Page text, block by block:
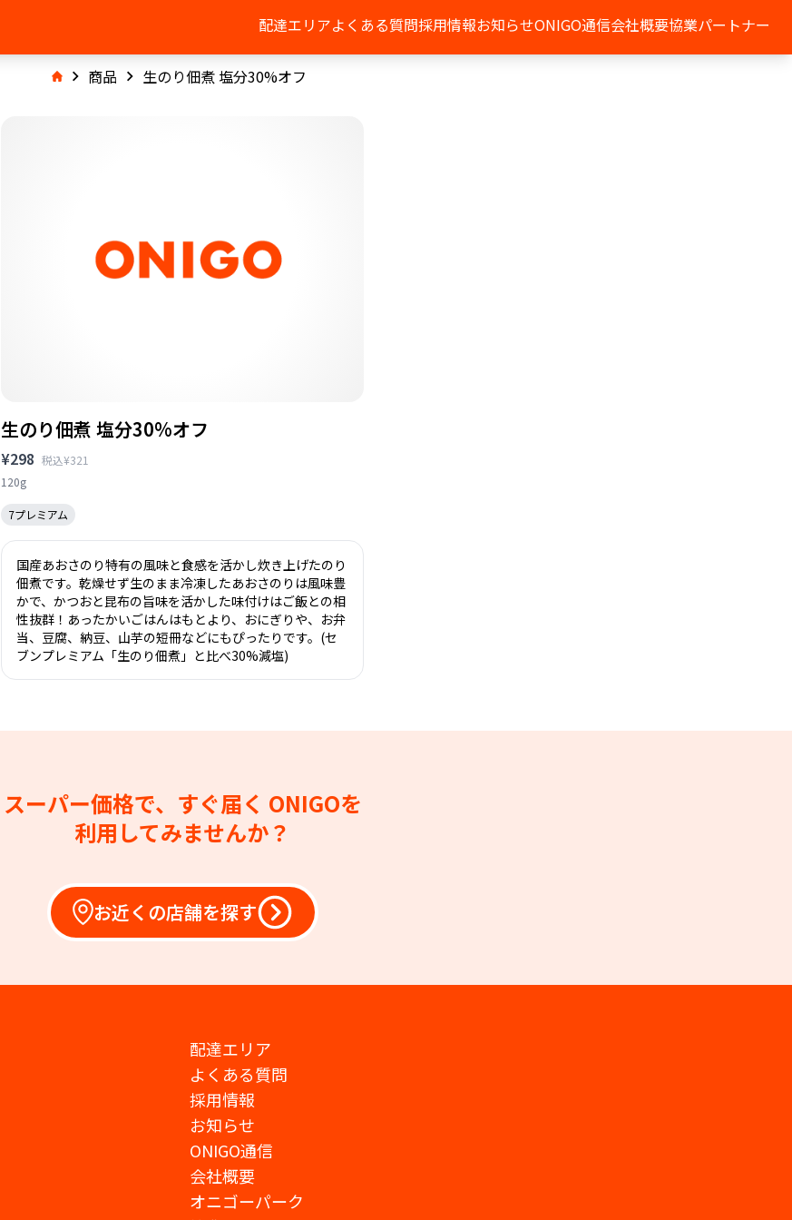
配達エリアよくある質問採用情報お知らせONIGO通信会社概要協業パートナー
商品 生のり佃煮 塩分30%オフ
生のり佃煮 塩分30%オフ
¥298 税込¥321
120g
7プレミアム
国産あおさのり特有の風味と食感を活かし炊き上げたのり
佃煮です。乾燥せず生のまま冷凍したあおさのりは風味豊
かで、かつおと昆布の旨味を活かした味付けはご飯との相
性抜群！あったかいごはんはもとより、おにぎりや、お弁
当、豆腐、納豆、山芋の短冊などにもぴったりです。(セ
ブンプレミアム「生のり佃煮」と比べ30%減塩)
スーパー価格で、すぐ届く ONIGOを
利用してみませんか？
お近くの店舗を探す
配達エリア
よくある質問
採用情報
お知らせ
ONIGO通信
会社概要
オニゴーパーク